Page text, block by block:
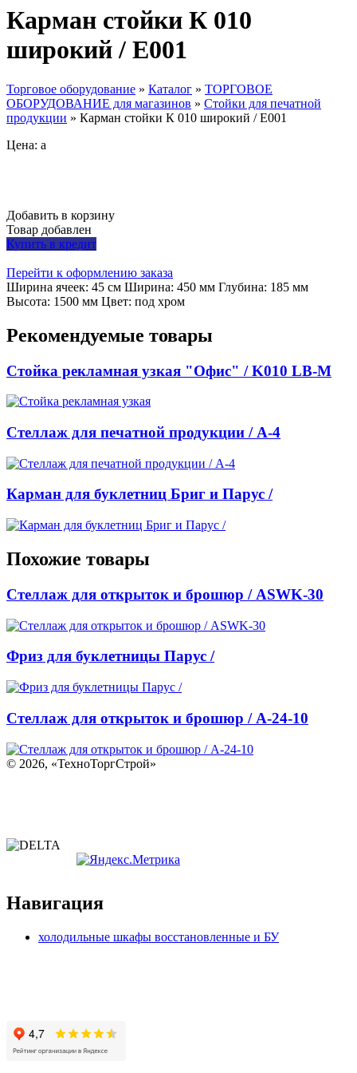
Карман стойки К 010
широкий / E001
Торговое оборудование » Каталог » ТОРГОВОЕ
ОБОРУДОВАНИЕ для магазинов » Стойки для печатной
продукции » Карман стойки К 010 широкий / E001
Цена: a
Добавить в корзину
Товар добавлен
Купить в кредит
Перейти к оформлению заказа
Ширина ячеек: 45 см Ширина: 450 мм Глубина: 185 мм
Высота: 1500 мм Цвет: под хром
Рекомендуемые товары
Стойка рекламная узкая "Офис" / K010 LB-M
Стеллаж для печатной продукции / A-4
Карман для буклетниц Бриг и Парус /
Похожие товары
Стеллаж для открыток и брошюр / ASWK-30
Фриз для буклетницы Парус /
Стеллаж для открыток и брошюр / A-24-10
© 2026, «ТехноТоргСтрой»
Навигация
холодильные шкафы восстановленные и БУ